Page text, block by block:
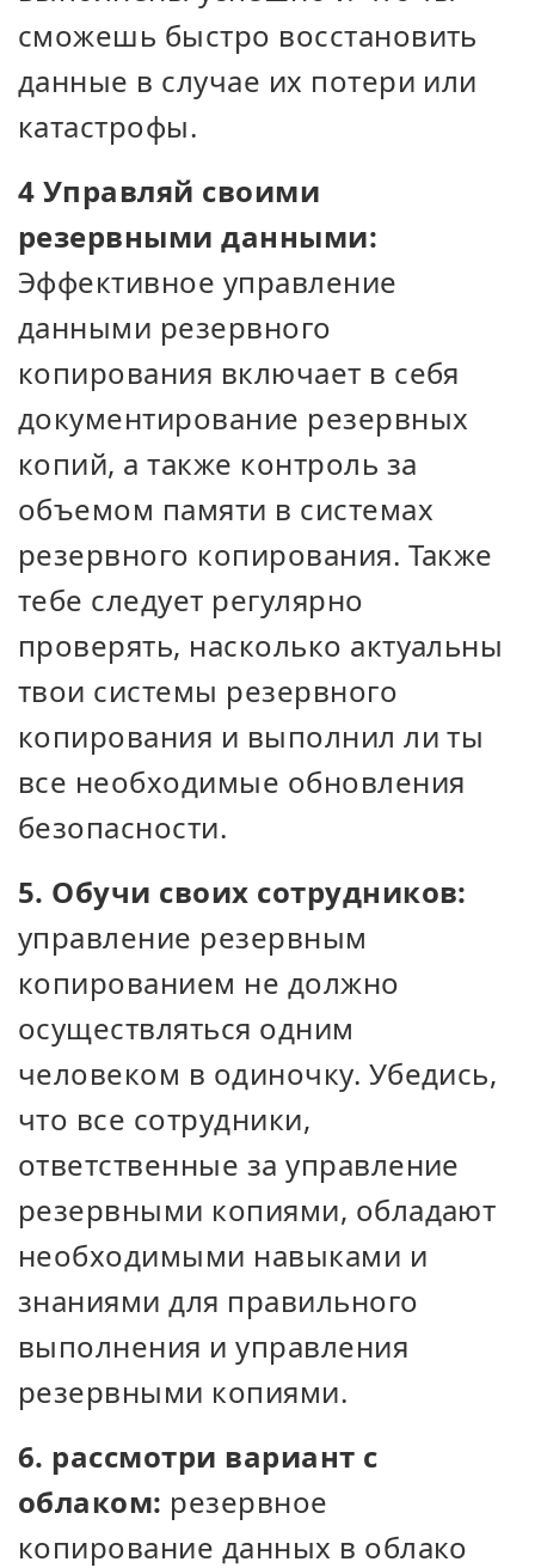
сможешь быстро восстановить
данные в случае их потери или
катастрофы.
4 Управляй своими
резервными данными:
Эффективное управление
данными резервного
копирования включает в себя
документирование резервных
копий, а также контроль за
объемом памяти в системах
резервного копирования. Также
тебе следует регулярно
проверять, насколько актуальны
твои системы резервного
копирования и выполнил ли ты
все необходимые обновления
безопасности.
5. Обучи своих сотрудников:
управление резервным
копированием не должно
осуществляться одним
человеком в одиночку. Убедись,
что все сотрудники,
ответственные за управление
резервными копиями, обладают
необходимыми навыками и
знаниями для правильного
выполнения и управления
резервными копиями.
6. рассмотри вариант с
облаком: резервное
копирование данных в облако